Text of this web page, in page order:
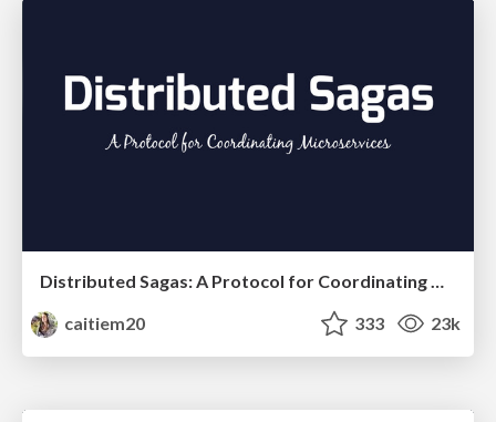
Distributed Sagas: A Protocol for Coordinating Microservices
caitiem20
333 23k